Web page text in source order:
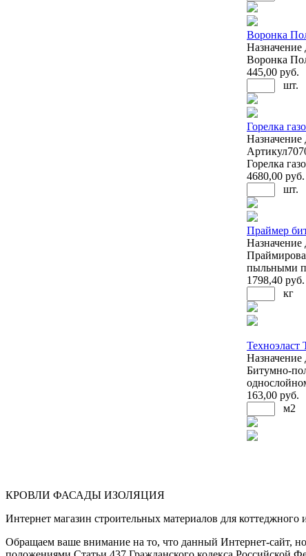
Воронка
Назначение
Воронка
445,00 руб.
шт.
Горелка
Назначение
Артикул
Горелка
4680,00 руб.
шт.
Праймер
Назначение
пыльными
1798,40 руб.
кг
Назначение
Битумно-
163,00 руб.
м2
КРОВЛИ ФАСАДЫ ИЗОЛЯЦИЯ
Интернет магазин строительных материалов для
Обращаем ваше внимание на то, что данный Интернет-сайт,